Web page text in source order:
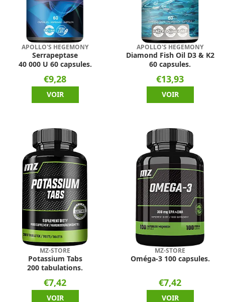
APOLLO'S HEGEMONY
Serrapeptase
40 000 U 60 capsules.
€9,28
VOIR
APOLLO'S HEGEMONY
Diamond Fish Oil D3 & K2
60 capsules.
€13,93
VOIR
MZ-STORE
Potassium Tabs
200 tabulations.
€7,42
VOIR
MZ-STORE
Oméga-3 100 capsules.
€7,42
VOIR